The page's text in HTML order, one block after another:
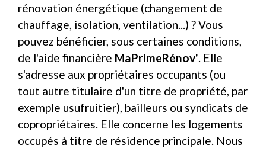
rénovation énergétique (changement de
chauffage, isolation, ventilation...) ? Vous
pouvez bénéficier, sous certaines conditions,
de l'aide financière MaPrimeRénov'. Elle
s'adresse aux propriétaires occupants (ou
tout autre titulaire d'un titre de propriété, par
exemple usufruitier), bailleurs ou syndicats de
copropriétaires. Elle concerne les logements
occupés à titre de résidence principale. Nous